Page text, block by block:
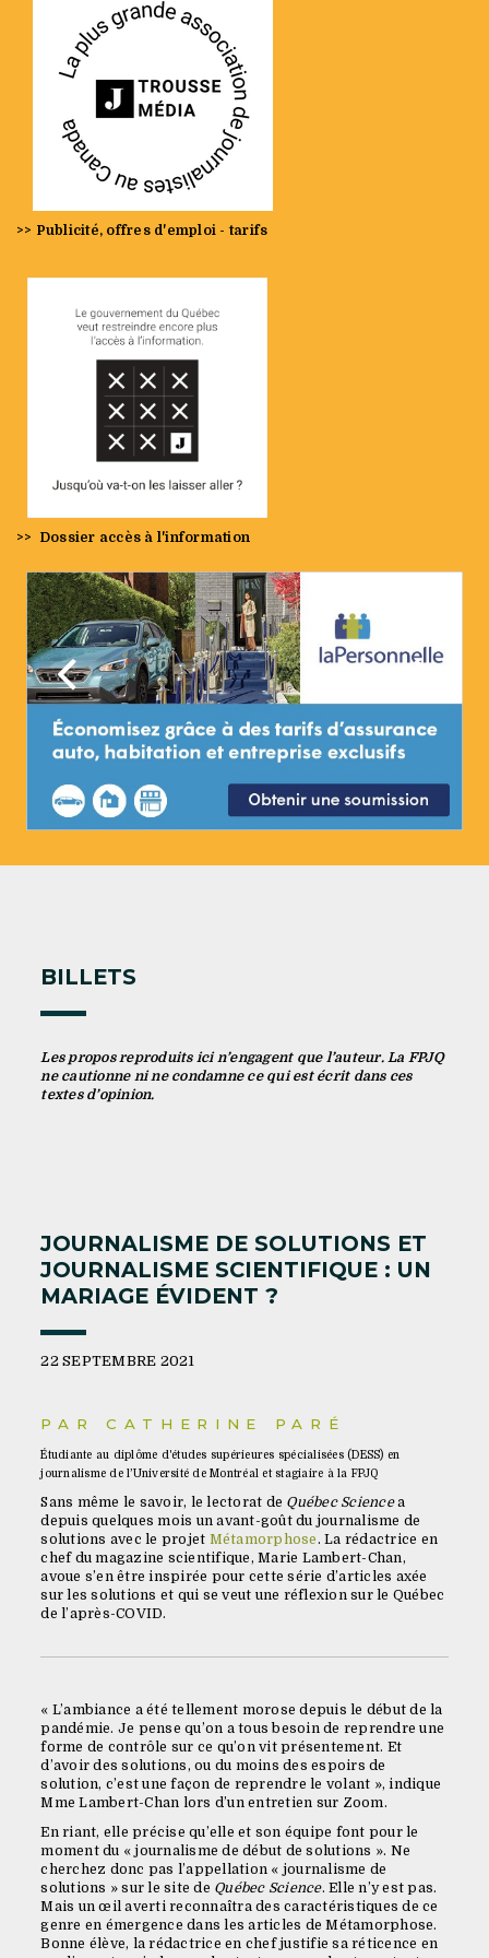
>> Publicité, offres d'emploi - tarifs
>> Dossier accès à l'information
Précédent
BILLETS
Les propos reproduits ici n’engagent que l’auteur. La FPJQ
ne cautionne ni ne condamne ce qui est écrit dans ces
textes d’opinion.
JOURNALISME DE SOLUTIONS ET
JOURNALISME SCIENTIFIQUE : UN
MARIAGE ÉVIDENT ?
22 SEPTEMBRE 2021
PAR CATHERINE PARÉ
Étudiante au diplôme d'études supérieures spécialisées (DESS) en
journalisme de l’Université de Montréal et stagiaire à la FPJQ
Sans même le savoir, le lectorat de Québec Sciencea
depuis quelques mois un avant-goût du journalisme de
solutions avec le projet Métamorphose. La rédactrice en
chef du magazine scientifique, Marie Lambert-Chan,
avoue s’en être inspirée pour cette série d’articles axée
sur les solutions et qui se veut une réflexion sur le Québec
de l’après-COVID.
« L’ambiance a été tellement morose depuis le début de la
pandémie. Je pense qu’on a tous besoin de reprendre une
forme de contrôle sur ce qu’on vit présentement. Et
d’avoir des solutions, ou du moins des espoirs de
solution, c’est une façon de reprendre le volant », indique
Mme Lambert-Chan lors d’un entretien sur Zoom.
En riant, elle précise qu’elle et son équipe font pour le
moment du « journalisme de début de solutions ». Ne
cherchez donc pas l’appellation « journalisme de
solutions » sur le site de Québec Science. Elle n’y est pas.
Mais un œil averti reconnaîtra des caractéristiques de ce
genre en émergence dans les articles de Métamorphose.
Bonne élève, la rédactrice en chef justifie sa réticence en